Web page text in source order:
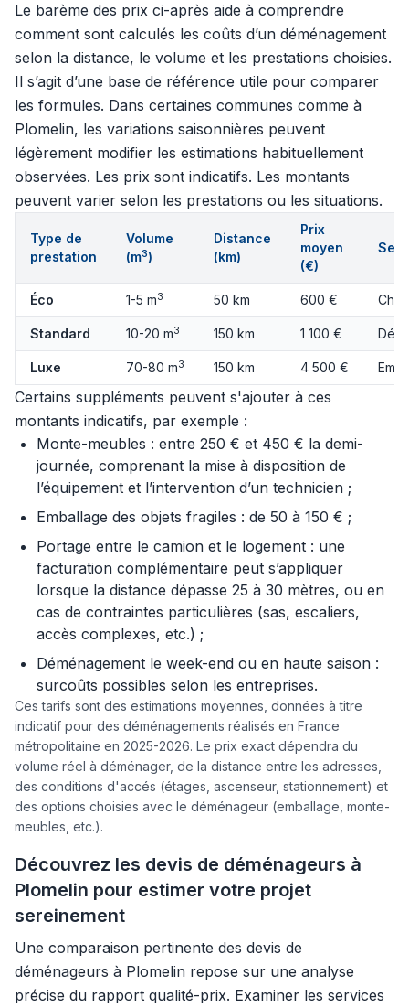
Le barème des prix ci-après aide à comprendre
comment sont calculés les coûts d’un déménagement
selon la distance, le volume et les prestations choisies.
Il s’agit d’une base de référence utile pour comparer
les formules. Dans certaines communes comme à
Plomelin, les variations saisonnières peuvent
légèrement modifier les estimations habituellement
observées. Les prix sont indicatifs. Les montants
peuvent varier selon les prestations ou les situations.
Type de
prestation
Volume
(m3)
Distance
(km)
Prix
moyen
(€)
Éco 1-5 m3 50 km 600 €
Standard 10-20 m3 150 km 1 100 €
Luxe 70-80 m3 150 km 4 500 €
Certains suppléments peuvent s'ajouter à ces
montants indicatifs, par exemple :
Monte-meubles : entre 250 € et 450 € la demi-
journée, comprenant la mise à disposition de
l’équipement et l’intervention d’un technicien ;
Emballage des objets fragiles : de 50 à 150 € ;
Portage entre le camion et le logement : une
facturation complémentaire peut s’appliquer
lorsque la distance dépasse 25 à 30 mètres, ou en
cas de contraintes particulières (sas, escaliers,
accès complexes, etc.) ;
Déménagement le week-end ou en haute saison :
surcoûts possibles selon les entreprises.
Ces tarifs sont des estimations moyennes, données à titre
indicatif pour des déménagements réalisés en France
métropolitaine en 2025-2026. Le prix exact dépendra du
volume réel à déménager, de la distance entre les adresses,
des conditions d'accés (étages, ascenseur, stationnement) et
des options choisies avec le déménageur (emballage, monte-
meubles, etc.).
Découvrez les devis de déménageurs à
Plomelin pour estimer votre projet
sereinement
Une comparaison pertinente des devis de
déménageurs à Plomelin repose sur une analyse
précise du rapport qualité-prix. Examiner les services